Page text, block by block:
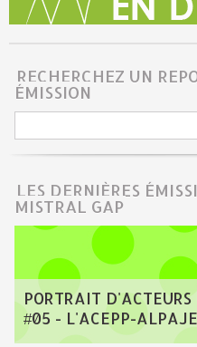
RECHERCHEZ UN
ÉMISSION
LES DERNIÈRES
MISTRAL GAP
PORTRAIT
#05 - L'ACEPP-